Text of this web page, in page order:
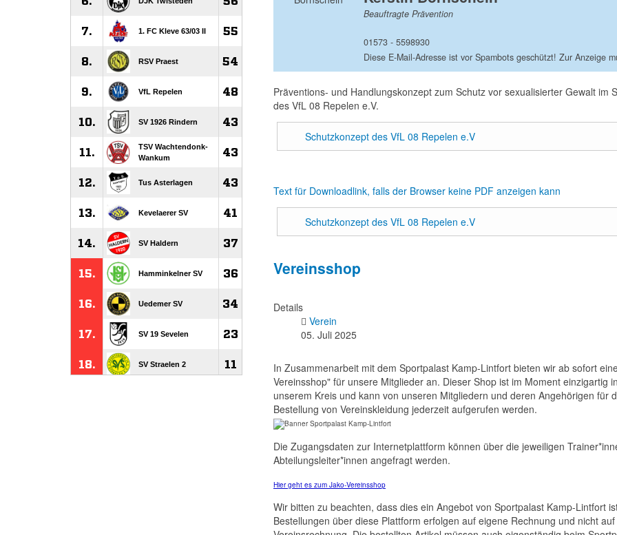
Beauftragte Prävention
01573 - 5598930
Präventions- und Handlungskonzept zum Schutz vor sexualisierter Gewalt im
des VfL 08 Repelen e.V.
Schutzkonzept des VfL 08 Repelen e.V
Text für Downloadlink, falls der Browser keine PDF anzeigen kann
Schutzkonzept des VfL 08 Repelen e.V
Vereinsshop
Details
Verein
05. Juli 2025
In Zusammenarbeit mit dem Sportpalast Kamp-Lintfort bieten wir ab sofort
Vereinsshop" für unsere Mitglieder an. Dieser Shop ist im Moment einzigartig in
unserem Kreis und kann von unseren Mitgliedern und deren Angehörigen für
Bestellung von Vereinskleidung jederzeit aufgerufen werden.
Die Zugangsdaten zur Internetplattform können über die jeweiligen
Abteilungsleiter*innen angefragt werden.
Hier geht es zum Jako-Vereinsshop
Wir bitten zu beachten, dass dies ein Angebot von Sportpalast Kamp-Lintfort
Bestellungen über diese Plattform erfolgen auf eigene Rechnung und nicht auf